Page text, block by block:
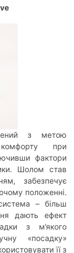
з метою
комфорту при
фактори
Шолом став
забезпечує
положенні.
– більш
дають ефект
з м’якого
«посадку»
її з